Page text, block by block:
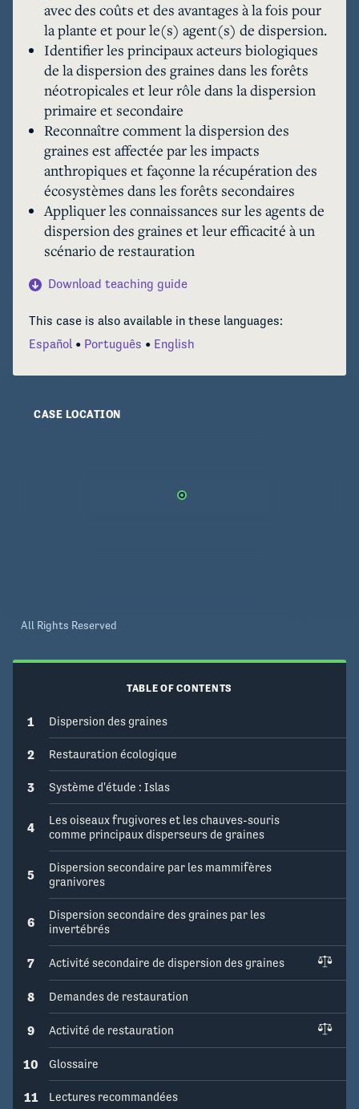
dans le contexte de la restauration des forêts
avec des coûts et des avantages à la fois pour
la plante et pour le(s) agent(s) de dispersion.
Identifier les principaux acteurs biologiques
de la dispersion des graines dans les forêts
néotropicales et leur rôle dans la dispersion
primaire et secondaire
Reconnaître comment la dispersion des
graines est affectée par les impacts
anthropiques et façonne la récupération des
écosystèmes dans les forêts secondaires
Appliquer les connaissances sur les agents de
dispersion des graines et leur efficacité à un
scénario de restauration
Download teaching guide
This case is also available in these languages:
Español
Português English
CASE LOCATION
All Rights Reserved
TABLE OF CONTENTS
1 Dispersion des graines
2 Restauration écologique
3 Système d'étude : Islas
4
Les oiseaux frugivores et les chauves-souris
comme principaux disperseurs de graines
5
Dispersion secondaire par les mammifères
granivores
6
Dispersion secondaire des graines par les
invertébrés
7 Activité secondaire de dispersion des graines
8 Demandes de restauration
9 Activité de restauration
10 Glossaire
11 Lectures recommandées